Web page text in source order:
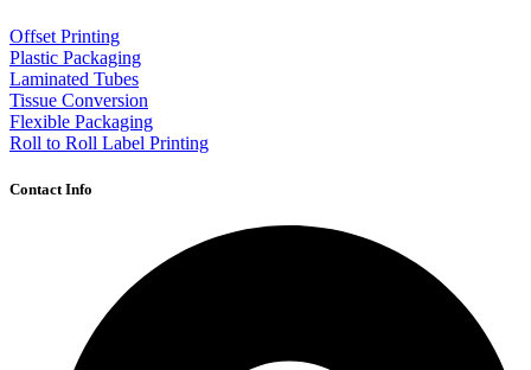
Offset Printing
Plastic Packaging
Laminated Tubes
Tissue Conversion
Flexible Packaging
Roll to Roll Label Printing
Contact Info